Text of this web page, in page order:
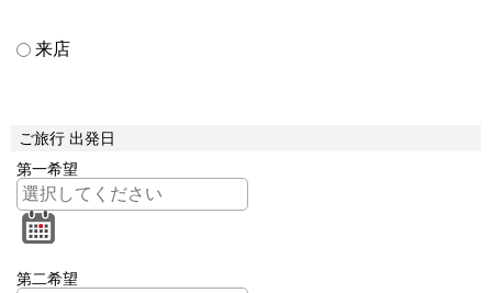
来店
ご旅行 出発日
第一希望
第二希望